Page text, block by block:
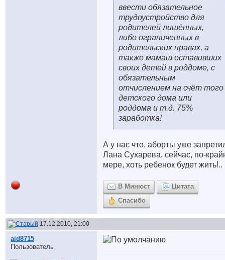
ввести обязательное
трудоустройство для
родителей лишённых,
либо ограниченных в
родительских правах, а
также мамаш оставивших
своих детей в роддоме, с
обязательным
отчислением на счёт того
детского дома или
роддома и т.д. 75%
заработка!
А у нас что, аборты уже
Лана Сухарева, сейчас, по-
мере, хоть ребенок будет жить!..
В Минюст
Цитата
Спасибо
17.12.2010, 21:00
aid8715
Пользователь